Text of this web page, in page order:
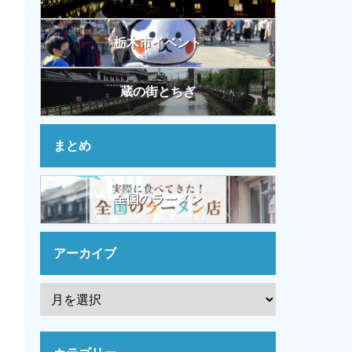
栃木市イベント
蔵の街とちぎ
まとめ
全国のラーメン
アーカイブ